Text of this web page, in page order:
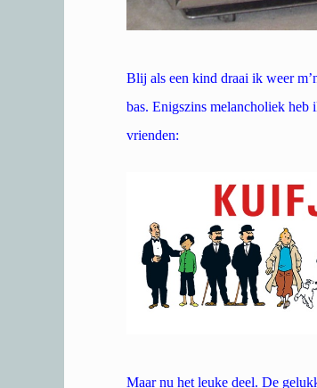
Blij als een kind draai ik weer
bas. Enigszins melancholiek heb
vrienden:
Maar nu het leuke deel. De